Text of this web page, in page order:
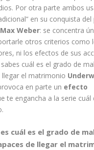
Por otra parte ambos
en su conquista
Max Weber: se concentra
otros criterios como
ni los efectos de sus
cuál es el grado de
llegar el matrimonio
en parte un efecto
te engancha a la serie cuál
cuál es el grado de
de llegar el